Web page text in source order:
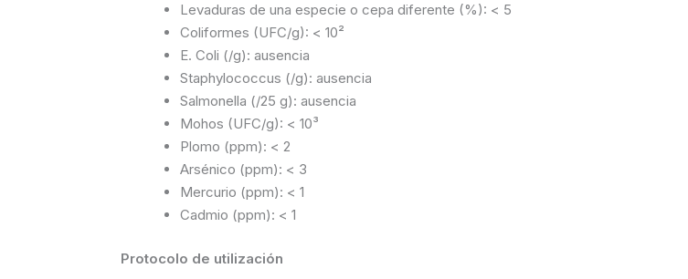
Levaduras de una especie o cepa diferente (%): < 5
Coliformes (UFC/g): < 10²
E. Coli (/g): ausencia
Staphylococcus (/g): ausencia
Salmonella (/25 g): ausencia
Mohos (UFC/g): < 10³
Plomo (ppm): < 2
Arsénico (ppm): < 3
Mercurio (ppm): < 1
Cadmio (ppm): < 1
Protocolo de utilización